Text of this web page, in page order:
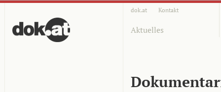
dok.at Kontakt
Aktuelles